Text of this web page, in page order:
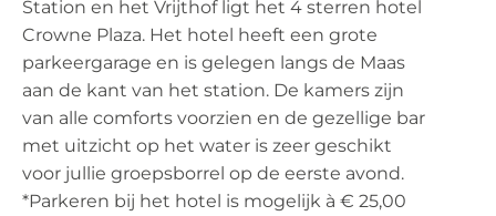
Station en het Vrijthof ligt het 4 sterren hotel
Crowne Plaza. Het hotel heeft een grote
parkeergarage en is gelegen langs de Maas
aan de kant van het station. De kamers zijn
van alle comforts voorzien en de gezellige bar
met uitzicht op het water is zeer geschikt
voor jullie groepsborrel op de eerste avond.
*Parkeren bij het hotel is mogelijk à € 25,00